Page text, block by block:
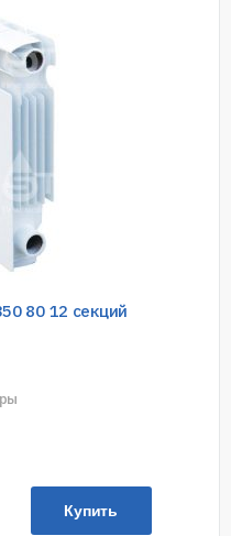
80 12 секций
Купить